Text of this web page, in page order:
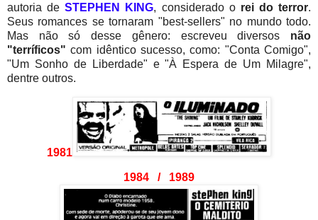
autoria deSTEPHEN KING, considerado o rei do terror.
Seus romances se tornaram "best-sellers" no mundo todo.
Mas não só desse gênero: escreveu diversos não
"terríficos" com idêntico sucesso, como: "Conta Comigo",
"Um Sonho de Liberdade" e "À Espera de Um Milagre",
dentre outros.
1981
1984 / 1989